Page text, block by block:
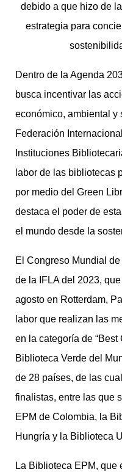
debido a que hizo de
estrategia para
Dentro de la Agenda
busca incentivar las
económico, ambiental y
Federación
Instituciones
labor de las bibliotecas
por medio del Green
destaca el poder de
el mundo desde la
El Congreso Mundial
de la IFLA del 2023,
agosto en Rotterdam,
labor que realizan las
en la categoría de “Best
Biblioteca Verde del
de 28 países, de las
finalistas, entre las que
EPM de Colombia, la
Hungría y la Biblioteca
La Biblioteca EPM, que